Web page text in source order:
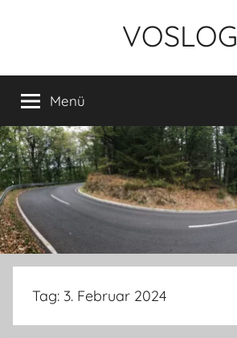
VOSLOG
Menü
Tag: 3. Februar 2024